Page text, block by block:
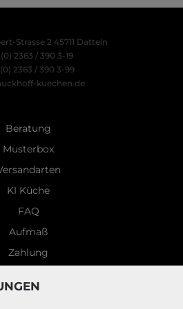
Strasse 2 45711 Datteln
2363 / 390 3-19
2363 / 390 3-99
kuechen.de
Beratung
Musterbox
KI Küche
FAQ
Aufmaß
Zahlung
Abhollager